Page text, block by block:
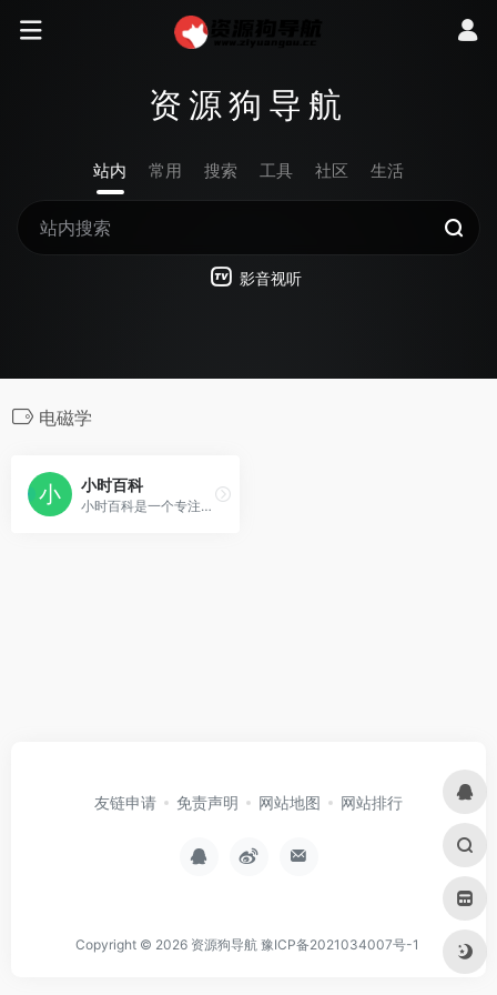
资源狗导航
站内 常用 搜索 工具 社区 生活
影音视听
电磁学
小时百科
小时百科是一个专注于数学、物理、计算机等理工科专业内容的中文在线百科网站。
友链申请 免责声明 网站地图 网站排行
Copyright © 2026 资源狗导航 豫ICP备2021034007号-1